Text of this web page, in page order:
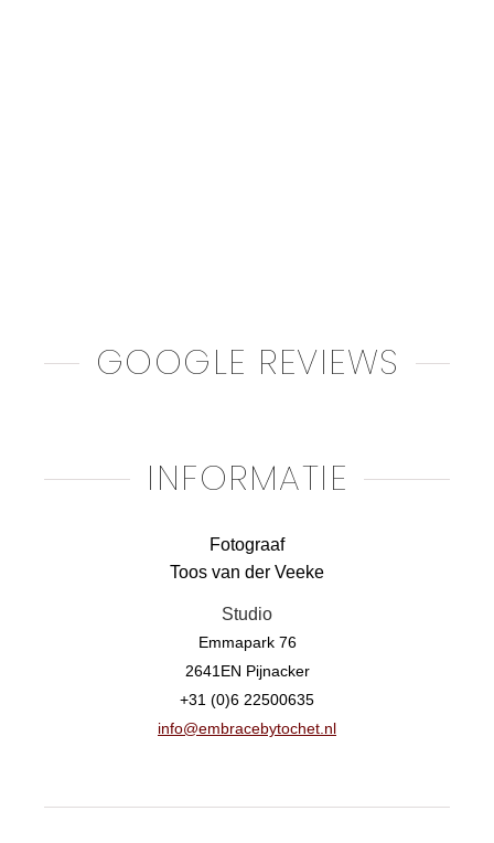
GOOGLE REVIEWS
INFORMATIE
Fotograaf
Toos van der Veeke
Studio
Emmapark 76
2641EN Pijnacker
+31 (0)6 22500635
info@embracebytochet.nl